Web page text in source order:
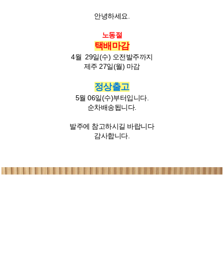
안녕하세요.
노동절
택배마감
4월 29일(수) 오전발주까지
제주 27일(월) 마감
정상출고
5월 06일(수)부터입니다.
순차배송됩니다.
발주에 참고하시길 바랍니다
감사합니다.